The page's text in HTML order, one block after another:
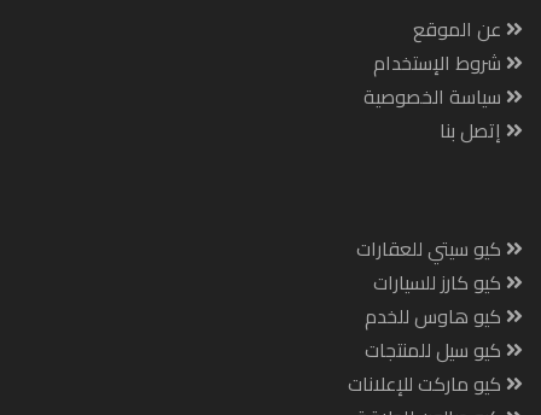
عن الموقع
شروط الإستخدام
سياسة الخصوصية
إتصل بنا
كيو سيتي للعقارات
كيو كارز للسيارات
كيو هاوس للخدم
كيو سيل للمنتجات
كيو ماركت للإعلانات